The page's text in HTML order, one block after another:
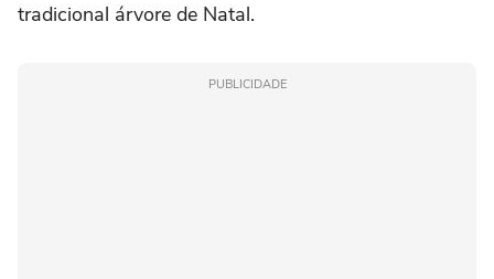
tradicional árvore de Natal.
PUBLICIDADE